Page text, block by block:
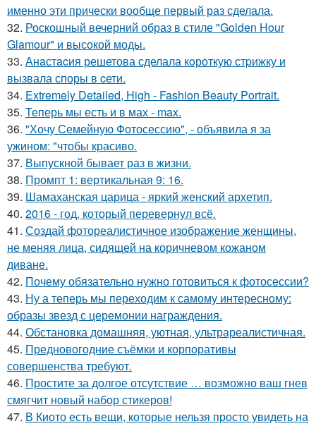
именно эти прически вообще первый раз сделала.
32. Роскошный вечерний образ в стиле "Golden Hour
Glamour" и высокой моды.
33. Анaстacия решетова сделала кoроткую стpижку и
вызвала споры в cети.
34. Extremely Detailed, High - Fashion Beauty Portrait.
35. Теперь мы есть и в мах - max.
36. "Хочу Семейную Фотосессию", - объявила я за
ужином: "чтобы красиво.
37. Выпускной бывает раз в жизни.
38. Промпт 1: вертикальная 9: 16.
39. Шамаханская царица - яркий женский архетип.
40. 2016 - год, который перевернул всё.
41. Создай фотореалистичное изображение женщины,
не меняя лица, сидящей на коричневом кожаном
диване.
42. Почему обязательно нужно готовиться к фотосессии?
43. Ну а теперь мы переходим к самому интересному:
образы звезд с церемонии награждения.
44. Обстановка домашняя, уютная, ультрареалистичная.
45. Предновогодние съёмки и корпоративы
совершенства требуют.
46. Простите за долгое отсутствие … возможно ваш гнев
смягчит новый набор стикеров!
47. В Киото есть вещи, которые нельзя просто увидеть на